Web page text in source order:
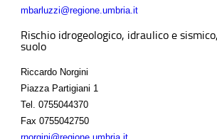
mbarluzzi@regione.umbria.it
Rischio idrogeologico, idraulico e
suolo
Riccardo Norgini
Piazza Partigiani 1
Tel.
0755044370
Fax 0755042750